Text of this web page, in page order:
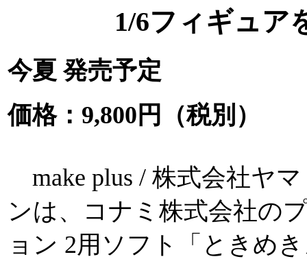
1/6フィギュア
今夏 発売予定
価格：9,800円（税別）
make plus / 株式会社ヤ
ンは、コナミ株式会社の
ョン 2用ソフト「ときめ